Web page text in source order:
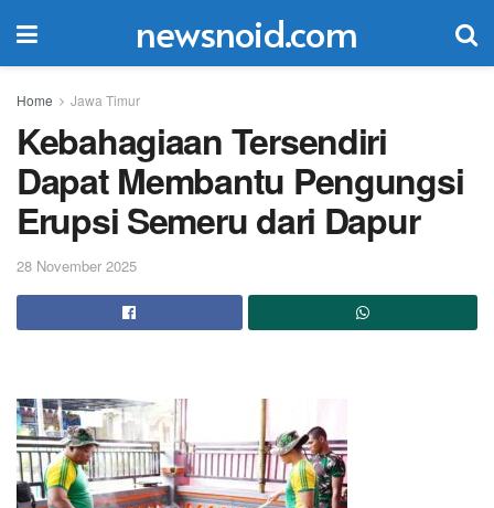
newsnoid.com
Home Jawa Timur
Kebahagiaan Tersendiri
Dapat Membantu Pengungsi
Erupsi Semeru dari Dapur
28 November 2025